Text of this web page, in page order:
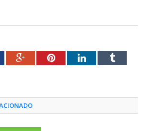
Google+PinterestLinkedInTumblr